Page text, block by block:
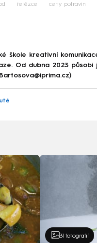
řetězce ceny potravin
škole kreativní
Od dubna 2023
31 fotografií